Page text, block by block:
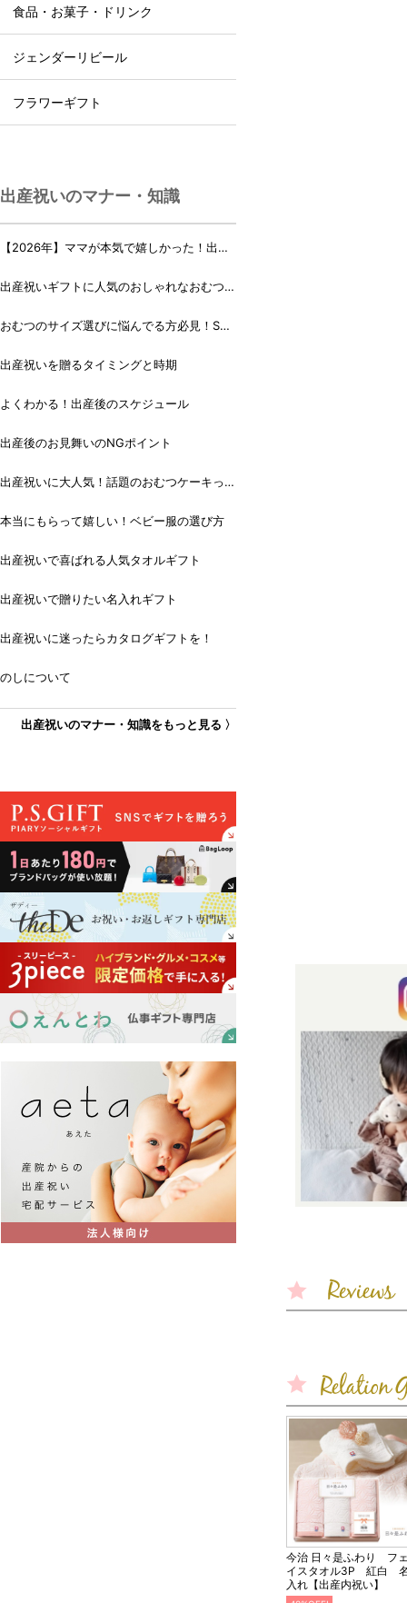
今治 日々是ふわり フ
イスタオル3P 紅白
入れ【出産内祝い】
食品・お菓子・ドリンク
ジェンダーリビール
フラワーギフト
出産祝いのマナー・知識
【2026年】ママが本気で嬉しかった！出産
出産祝いギフトに人気のおしゃれなおむつケ
おむつのサイズ選びに悩んでる方必見！Sサ
出産祝いを贈るタイミングと時期
よくわかる！出産後のスケジュール
出産後のお見舞いのNGポイント
出産祝いに大人気！話題のおむつケーキっ
本当にもらって嬉しい！ベビー服の選び方
出産祝いで喜ばれる人気タオルギフト
出産祝いで贈りたい名入れギフト
出産祝いに迷ったらカタログギフトを！
のしについて
出産祝いのマナー・知識をもっと見る 〉